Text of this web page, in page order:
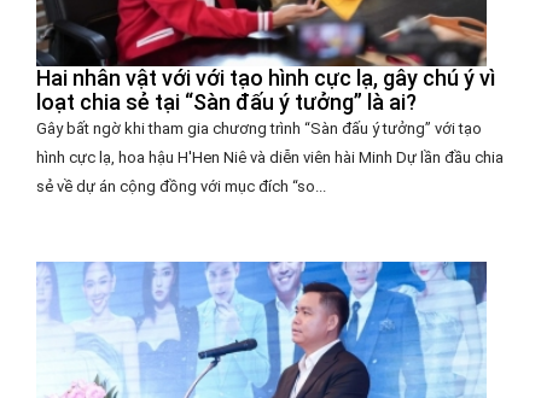
Hai nhân vật với với tạo hình cực lạ, gây chú ý vì
loạt chia sẻ tại “Sàn đấu ý tưởng” là ai?
Gây bất ngờ khi tham gia chương trình “Sàn đấu ý tưởng” với tạo
hình cực lạ, hoa hậu H'Hen Niê và diễn viên hài Minh Dự lần đầu chia
sẻ về dự án cộng đồng với mục đích “so...